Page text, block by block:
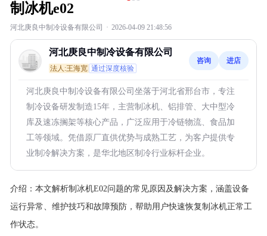
制冰机e02
河北庚良中制冷设备有限公司 · 2026-04-09 21:48:56
河北庚良中制冷设备有限公司
法人:王海宽 通过深度核验
咨询 进店
河北庚良中制冷设备有限公司坐落于河北省邢台市，专注
制冷设备研发制造15年，主营制冰机、铝排管、大中型冷
库及速冻搁架等核心产品，广泛应用于冷链物流、食品加
工等领域。凭借原厂直供优势与成熟工艺，为客户提供专
业制冷解决方案，是华北地区制冷行业标杆企业。
介绍： 本文解析制冰机E02问题的常见原因及解决方案，涵盖设备
运行异常、维护技巧和故障预防，帮助用户快速恢复制冰机正常工
作状态。